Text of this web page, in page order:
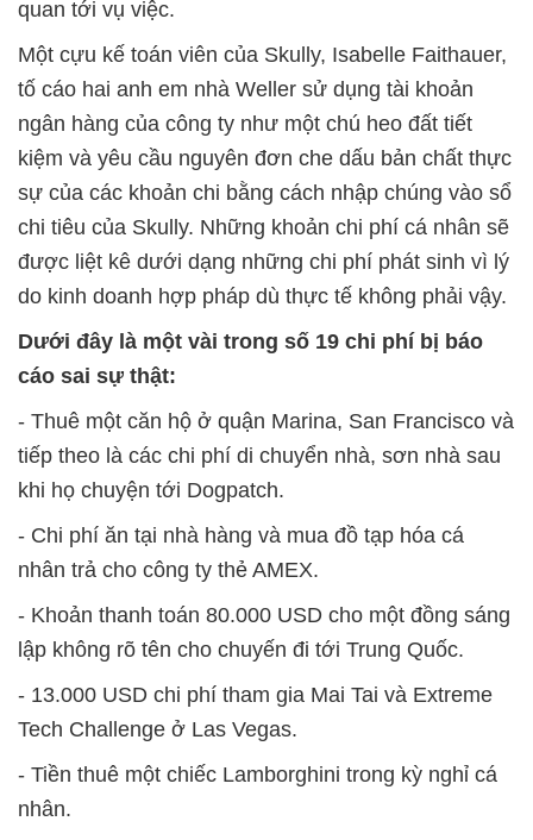
quan tới vụ việc.
Một cựu kế toán viên của Skully, Isabelle Faithauer,
tố cáo hai anh em nhà Weller sử dụng tài khoản
ngân hàng của công ty như một chú heo đất tiết
kiệm và yêu cầu nguyên đơn che dấu bản chất thực
sự của các khoản chi bằng cách nhập chúng vào sổ
chi tiêu của Skully. Những khoản chi phí cá nhân sẽ
được liệt kê dưới dạng những chi phí phát sinh vì lý
do kinh doanh hợp pháp dù thực tế không phải vậy.
Dưới đây là một vài trong số 19 chi phí bị báo
cáo sai sự thật:
- Thuê một căn hộ ở quận Marina, San Francisco và
tiếp theo là các chi phí di chuyển nhà, sơn nhà sau
khi họ chuyện tới Dogpatch.
- Chi phí ăn tại nhà hàng và mua đồ tạp hóa cá
nhân trả cho công ty thẻ AMEX.
- Khoản thanh toán 80.000 USD cho một đồng sáng
lập không rõ tên cho chuyến đi tới Trung Quốc.
- 13.000 USD chi phí tham gia Mai Tai và Extreme
Tech Challenge ở Las Vegas.
- Tiền thuê một chiếc Lamborghini trong kỳ nghỉ cá
nhân.